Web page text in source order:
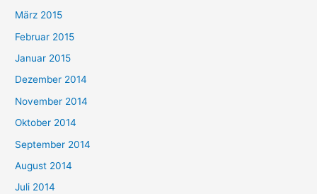
März 2015
Februar 2015
Januar 2015
Dezember 2014
November 2014
Oktober 2014
September 2014
August 2014
Juli 2014